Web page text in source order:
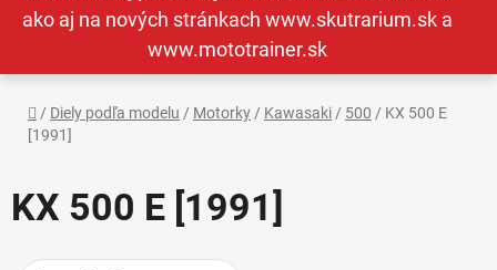
ako aj na nových stránkach www.skutrarium.sk a
www.mototrainer.sk
Domov
/ Diely podľa modelu / Motorky / Kawasaki / 500 / KX 500 E
[1991]
KX 500 E [1991]